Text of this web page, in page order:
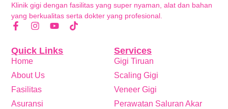
Klinik gigi dengan fasilitas yang super nyaman, alat dan bahan
yang berkualitas serta dokter yang profesional.
Services
Gigi Tiruan
Scaling Gigi
Veneer Gigi
Perawatan Saluran Akar
Quick Links
Home
About Us
Fasilitas
Asuransi